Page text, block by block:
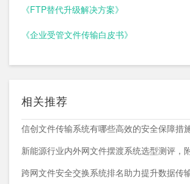
《FTP替代升级解决方案》
《企业受管文件传输白皮书》
相关推荐
信创文件传输系统有哪些高效的安全保障措
跨网文件安全交换系统排名助力提升数据传